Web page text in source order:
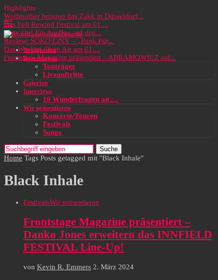
Highlights
Wolfmother bringen das Zakk in Düsseldorf...
Das Full Rewind Festival am 01....
Party On! Ein Ausflug auf den...
Review: SOKO LiNX – „Punk Für...
Das Wacken Open Air am 01....
Frontstage Magazine präsentiert – ABRAMOWICZ auf...
Neuigkeiten
Rezensionen
Tonträger
Liveauftritte
Galerien
Interviews
10 Wunderfragen an …
Wir präsentieren
Konzerte/Touren
Festivals
Songs
Suche
Home Tags Posts getagged mit "Black Inhale"
Black Inhale
FestivalsWir präsentieren
Frontstage Magazine präsentiert –
Danko Jones erweitern das INNFIELD
FESTIVAL Line-Up!
von Kevin R. Emmers 2. März 2024